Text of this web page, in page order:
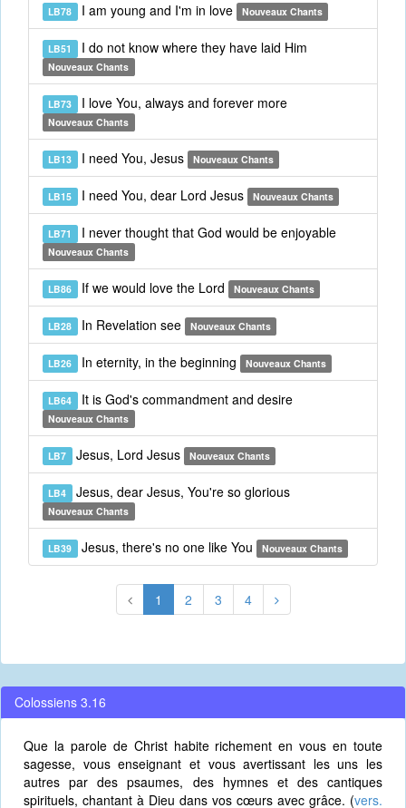
LB78 I am young and I'm in love Nouveaux Chants
LB51 I do not know where they have laid Him
Nouveaux Chants
LB73 I love You, always and forever more
Nouveaux Chants
LB13 I need You, Jesus Nouveaux Chants
LB15 I need You, dear Lord Jesus Nouveaux Chants
LB71 I never thought that God would be enjoyable
Nouveaux Chants
LB86 If we would love the Lord Nouveaux Chants
LB28 In Revelation see Nouveaux Chants
LB26 In eternity, in the beginning Nouveaux Chants
LB64 It is God's commandment and desire
Nouveaux Chants
LB7 Jesus, Lord Jesus Nouveaux Chants
LB4 Jesus, dear Jesus, You're so glorious
Nouveaux Chants
LB39 Jesus, there's no one like You Nouveaux Chants
1 2 3 4
Colossiens 3.16
Que la parole de Christ habite richement en vous en toute
sagesse, vous enseignant et vous avertissant les uns les
autres par des psaumes, des hymnes et des cantiques
spirituels, chantant à Dieu dans vos cœurs avec grâce. (vers.